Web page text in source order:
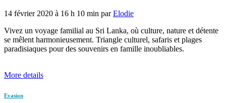
14 février 2020 à 16 h 10 min parElodie
Vivez un voyage familial au Sri Lanka, où culture, nature et détente
se mêlent harmonieusement. Triangle culturel, safaris et plages
paradisiaques pour des souvenirs en famille inoubliables.
More details
Evasion